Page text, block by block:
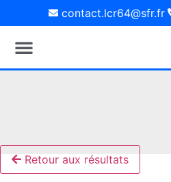
contact.lcr64@sfr.fr
Retour aux résultats